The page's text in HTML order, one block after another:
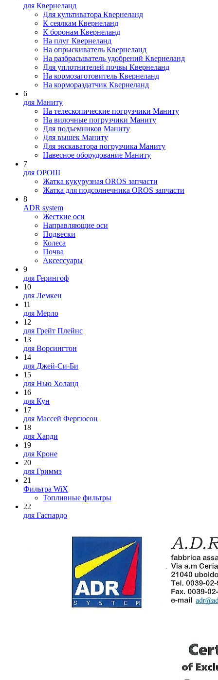
для Квернеланд
Для культиватора Квернеланд
К сеялкам Квернеланд
К боронам Квернеланд
На плуг Квернеланд
На опрыскиватель Квернеланд
На разбрасыватель удобрений Квернеланд
Для уплотнителей почвы Квернеланд
На кормозаготовитель Квернеланд
На кормораздатчик Квернеланд
6
для Маниту
На телескопические погрузчики Маниту
На вилочные погрузчики Маниту
Для подъемников Маниту
Для вышек Маниту
Для экскаватора погрузчика Маниту
Навесное оборудование Маниту
7
для ОРОШ
Жатка кукурузная OROS запчасти
Жатка для подсолнечника OROS запчасти
8
ADR system
Жесткие оси
Направляющие оси
Подвески
Колеса
Почва
Аксессуары
9
для Герингоф
10
для Лемкен
11
для Мерло
12
для Грейт Плейнс
13
для Ворсингтон
14
для Джей-Си-Би
15
для Нью Холанд
16
для Кун
17
для Массей Фергюсон
18
для Харди
19
для Кроне
20
для Гриммэ
21
Фильтра WiX
Топливные фильтры
22
для Гаспардо